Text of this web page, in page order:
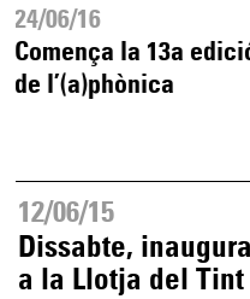
24/06/16
Comença la 13a
de l’(a)phònica
12/06/15
Dissabte,
a la Llotja del Tint